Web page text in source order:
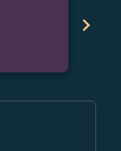
chevron_right